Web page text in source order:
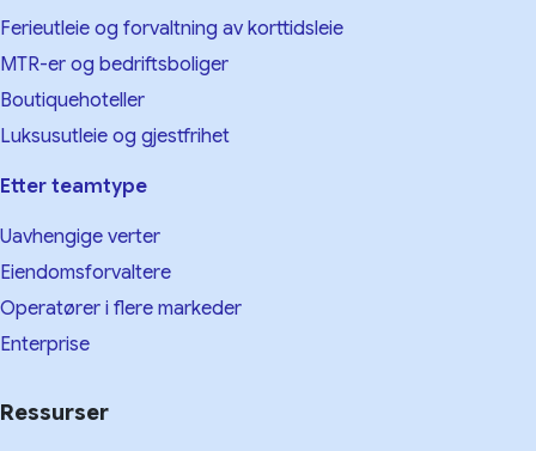
Ferieutleie og forvaltning av korttidsleie
MTR-er og bedriftsboliger
Boutiquehoteller
Luksusutleie og gjestfrihet
Etter teamtype
Uavhengige verter
Eiendomsforvaltere
Operatører i flere markeder
Enterprise
Ressurser